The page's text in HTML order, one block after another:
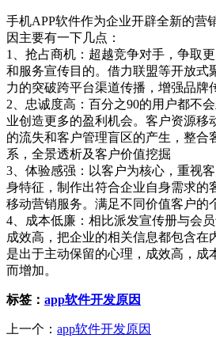
手机APP软件作为企业开辟全新的营
因主要有一下几点：
1、抢占商机：超越竞争对手，争取
和服务宣传目的。借力联盟等开放式
力的突破跨平台渠道传播，增强品牌
2、忠诚度高：百分之90的用户都不
业创造更多的盈利机会。客户资源移
的流失和客户管理盲区的产生，整合
系，全景透析及客户价值挖掘
3、体验感强：以客户为核心，重视
身特征，制作出符合企业自身需求的
移动营销服务。满足不同价值客户的
4、成本低廉：相比派发宣传册与会
成效高，把企业的相关信息都包含在
是出于主动保留的心理，成效高，成
而增加。
标签： app软件开发原因
上一个： app软件开发原因